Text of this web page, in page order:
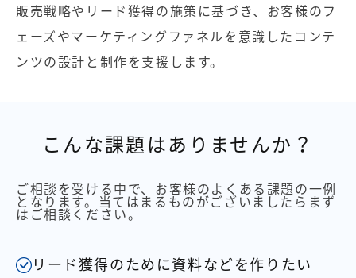
マーケティング基盤
サイトアクセス解析ダッシュ
HubSpot導入・運用
マーケティングサービスの製品
マーケティングサービス
サービス
グ
サービス
ビス（LINE）
販売戦略やリード獲得の施策に基づき、お客様のフ
ェーズやマーケティングファネルを意識したコンテ
ンツの設計と制作を支援します。
こんな課題はありませんか？
ご相談を受ける中で、お客様のよくある課題の一例
となります。当てはまるものがございましたらまず
はご相談ください。
リード獲得のために資料などを作りたい